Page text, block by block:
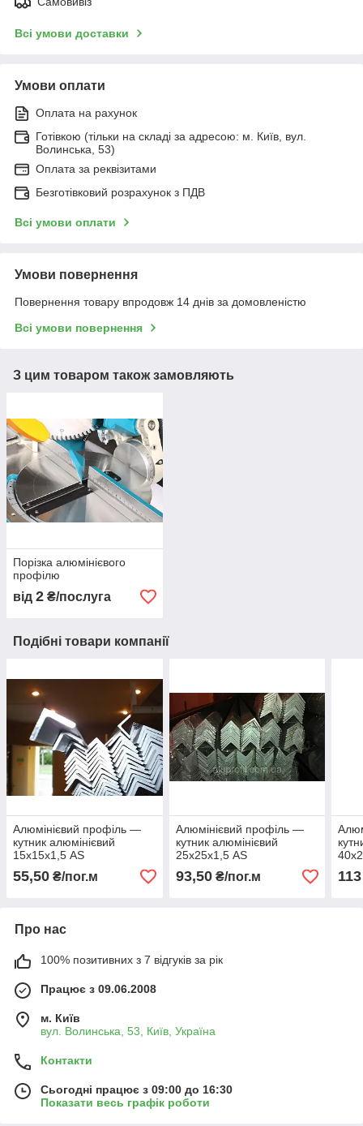
Всі умови доставки
Умови оплати
Оплата на рахунок
Готівкою (тільки на складі за адресою: м. Київ, вул.
Волинська, 53)
Оплата за реквізитами
Безготівковий розрахунок з ПДВ
Всі умови оплати
Умови повернення
Повернення товару впродовж 14 днів за домовленістю
Всі умови повернення
З цим товаром також замовляють
Порізка алюмінієвого
профілю
від 2 ₴/послуга
Подібні товари компанії
Алюмінієвий профіль —
кутник алюмінієвий
15х15х1,5 AS
55,50 ₴/пог.м
Алюмінієвий профіль —
кутник алюмінієвий
25х25х1,5 AS
93,50₴/пог.м 113
Про нас
100% позитивних з 7 відгуків за рік
Працює з 09.06.2008
м. Київ
вул. Волинська, 53, Київ, Україна
Контакти
Сьогодні працює з 09:00 до 16:30
Показати весь графік роботи